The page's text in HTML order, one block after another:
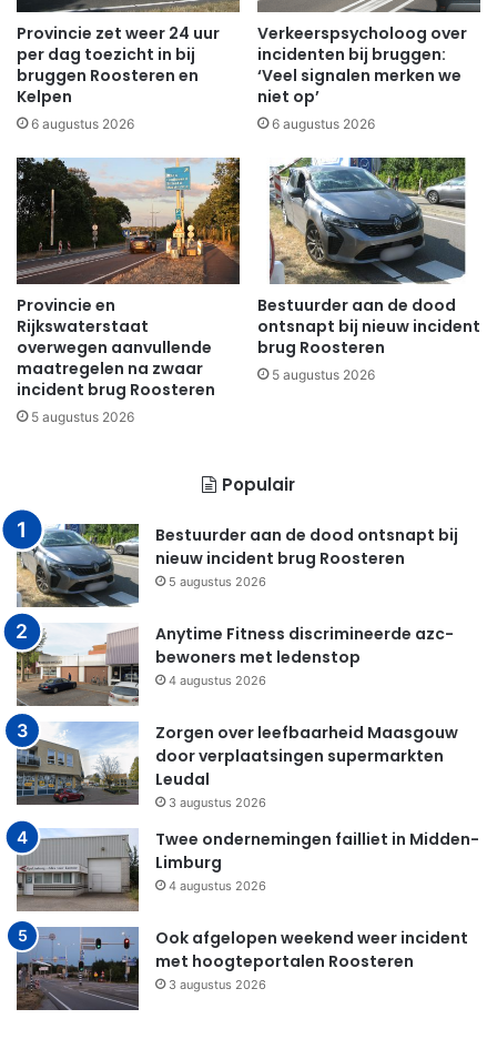
Provincie zet weer 24 uur
per dag toezicht in bij
bruggen Roosteren en
Kelpen
6 augustus 2026
Verkeerspsycholoog over
incidenten bij bruggen:
‘Veel signalen merken we
niet op’
6 augustus 2026
Provincie en
Rijkswaterstaat
overwegen aanvullende
maatregelen na zwaar
incident brug Roosteren
5 augustus 2026
Bestuurder aan de dood
ontsnapt bij nieuw incident
brug Roosteren
5 augustus 2026
Populair
Bestuurder aan de dood ontsnapt bij
nieuw incident brug Roosteren
5 augustus 2026
Anytime Fitness discrimineerde azc-
bewoners met ledenstop
4 augustus 2026
Zorgen over leefbaarheid Maasgouw
door verplaatsingen supermarkten
Leudal
3 augustus 2026
Twee ondernemingen failliet in Midden-
Limburg
4 augustus 2026
Ook afgelopen weekend weer incident
met hoogteportalen Roosteren
3 augustus 2026